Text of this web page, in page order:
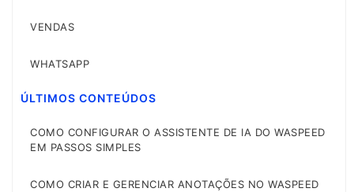
VENDAS
WHATSAPP
ÚLTIMOS CONTEÚDOS
COMO CONFIGURAR O ASSISTENTE DE IA DO WASPEED
EM PASSOS SIMPLES
COMO CRIAR E GERENCIAR ANOTAÇÕES NO WASPEED